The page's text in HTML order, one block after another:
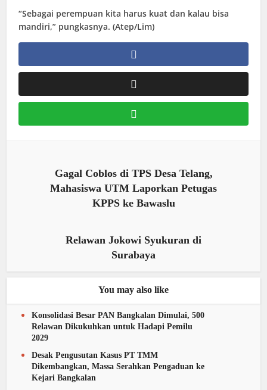
“Sebagai perempuan kita harus kuat dan kalau bisa
mandiri,” pungkasnya. (Atep/Lim)
Gagal Coblos di TPS Desa Telang,
Mahasiswa UTM Laporkan Petugas
KPPS ke Bawaslu
Relawan Jokowi Syukuran di
Surabaya
You may also like
Konsolidasi Besar PAN Bangkalan Dimulai, 500
Relawan Dikukuhkan untuk Hadapi Pemilu
2029
Desak Pengusutan Kasus PT TMM
Dikembangkan, Massa Serahkan Pengaduan ke
Kejari Bangkalan